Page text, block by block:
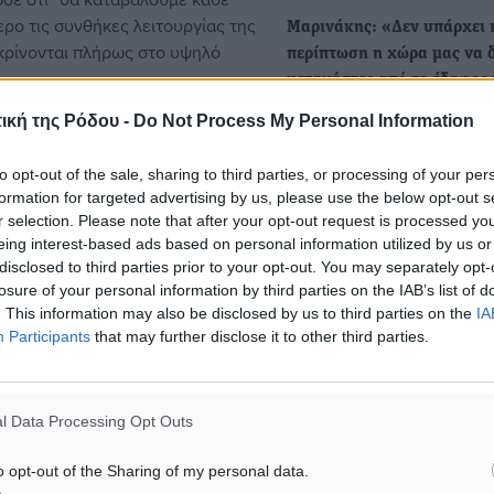
της Ρόδου - Do Not Process My Personal Information
opt-out of the sale, sharing to third parties, or processing of your
for targeted advertising by us, please use the below opt-out
selection. Please note that after your opt-out request is processed
interest-based ads based on personal information utilized by us
to third parties prior to your opt-out. You may separately
of your personal information by third parties on the IAB’s list of
This information may also be disclosed by us to third parties on the
Participants that may further disclose it to other third parties.
Data Processing Opt Outs
opt-out of the Sharing of my personal data.
τις συνθήκες λειτουργίας της
πλήρως στο υψηλό
αδικιών του παρελθόντος
Καταστροφών και θα
για τον εκσυγχρονισμό της
στελέχη απόφοιτοι της
στην αναβάθμιση και
Έλληνας υποβρύχιος
των ΗΠΑ.
ναύαρχος Ευάγγελος
Τσούνης.
Σταμάτιος Ράπτης , ο
Μαρινάκης: «Δεν υπάρχει
περίπτωση η χώρα μας να
μετανάστες από το έδαφος
έχουν δικαίωμα για ΑΟΖ
υφαλοκρηπίδα…
Καφές από «χρυσάφι»:
7 ευρώ και θα ανέβει και
Ο καφές γίνεται «πικρός»
καταναλωτές, καθώς η